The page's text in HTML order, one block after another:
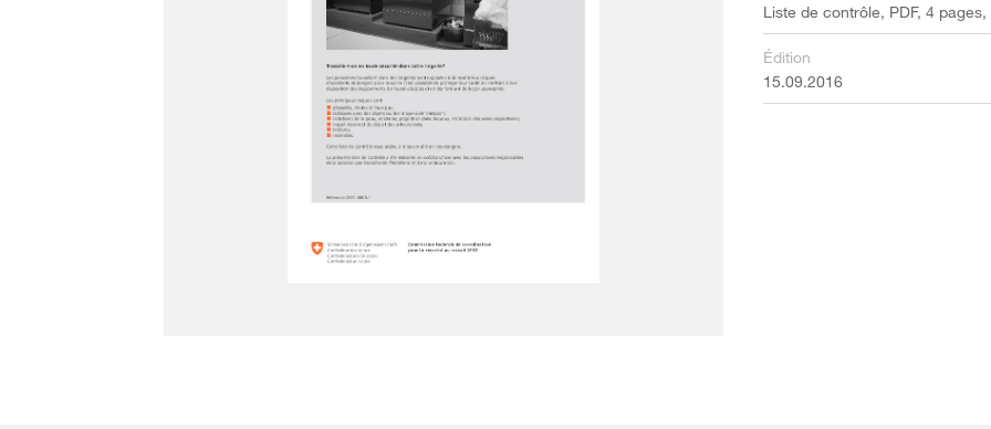
Liste de contrôle, PDF, 4 pages,
Édition
15.09.2016